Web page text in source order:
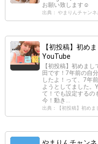
お願い致します☺︎
出典： やまりんチャンネ
【初投稿】初め
YouTube
【初投稿】初めま
田です！7年前の自
したよ！って、7年
ようとしてました。
て！でも設定するの
今！動き...
出典：【初投稿】初めま